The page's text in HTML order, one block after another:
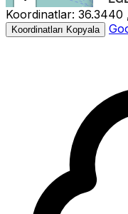
−
Koordinatlar: 36.3440
Koordinatları Kopyala